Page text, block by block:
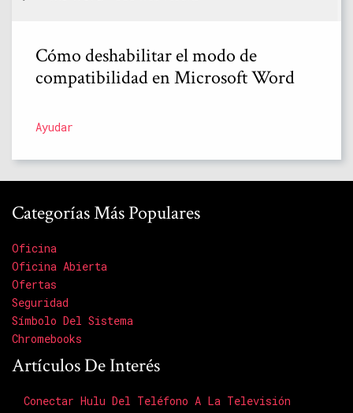
Cómo deshabilitar el modo de
compatibilidad en Microsoft Word
Ayudar
Categorías Más Populares
Oficina
Oficina Abierta
Ofertas
Seguridad
Símbolo Del Sistema
Chromebooks
Artículos De Interés
Conectar Hulu Del Teléfono A La Televisión